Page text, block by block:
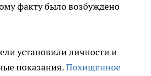
факту было возбуждено
установили личности и
показания.Похищенное